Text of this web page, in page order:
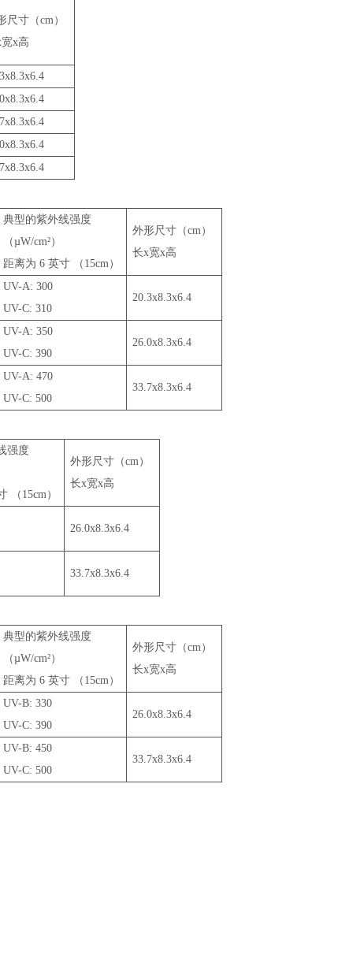
尺寸（cm）
x高
典型的紫外线强度
（µW/cm²）
距离为 6 英寸 （15cm）
外形尺寸（cm）
长x宽x高
UV-A: 300
UV-C: 310
20.3x8.3x6.4
UV-A: 350
UV-C: 390
26.0x8.3x6.4
UV-A: 470
UV-C: 500
33.7x8.3x6.4
强度
（15cm）
外形尺寸（cm）
长x宽x高
26.0x8.3x6.4
33.7x8.3x6.4
典型的紫外线强度
（µW/cm²）
距离为 6 英寸 （15cm）
外形尺寸（cm）
长x宽x高
UV-B: 330
UV-C: 390
26.0x8.3x6.4
UV-B: 450
UV-C: 500
33.7x8.3x6.4